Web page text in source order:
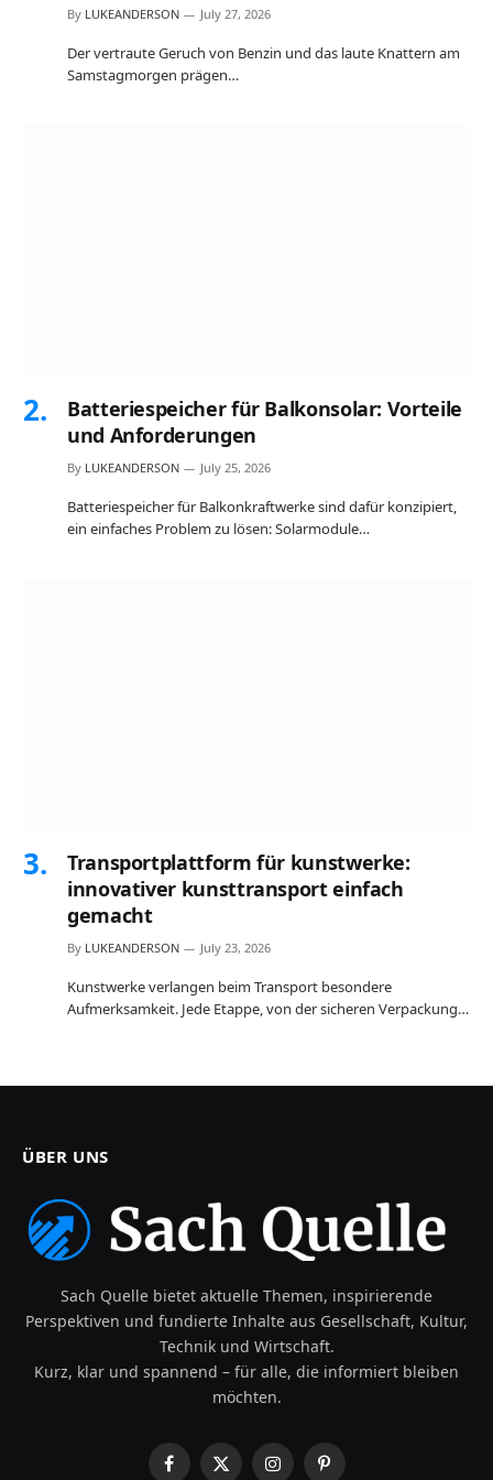
By LUKEANDERSON July 27, 2026
Der vertraute Geruch von Benzin und das laute Knattern am
Samstagmorgen prägen…
Batteriespeicher für Balkonsolar: Vorteile
und Anforderungen
By LUKEANDERSON July 25, 2026
Batteriespeicher für Balkonkraftwerke sind dafür konzipiert,
ein einfaches Problem zu lösen: Solarmodule…
Transportplattform für kunstwerke:
innovativer kunsttransport einfach
gemacht
By LUKEANDERSON July 23, 2026
Kunstwerke verlangen beim Transport besondere
Aufmerksamkeit. Jede Etappe, von der sicheren Verpackung…
ÜBER UNS
Sach Quelle bietet aktuelle Themen, inspirierende
Perspektiven und fundierte Inhalte aus Gesellschaft, Kultur,
Technik und Wirtschaft.
Kurz, klar und spannend – für alle, die informiert bleiben
möchten.
Facebook
X InstagramPinterest